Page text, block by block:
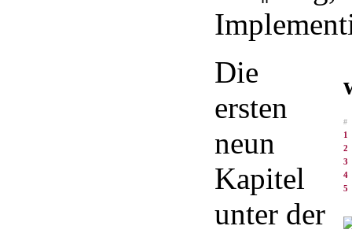
#
1
2
3
4
5
Die
ersten
neun
Kapitel
unter der